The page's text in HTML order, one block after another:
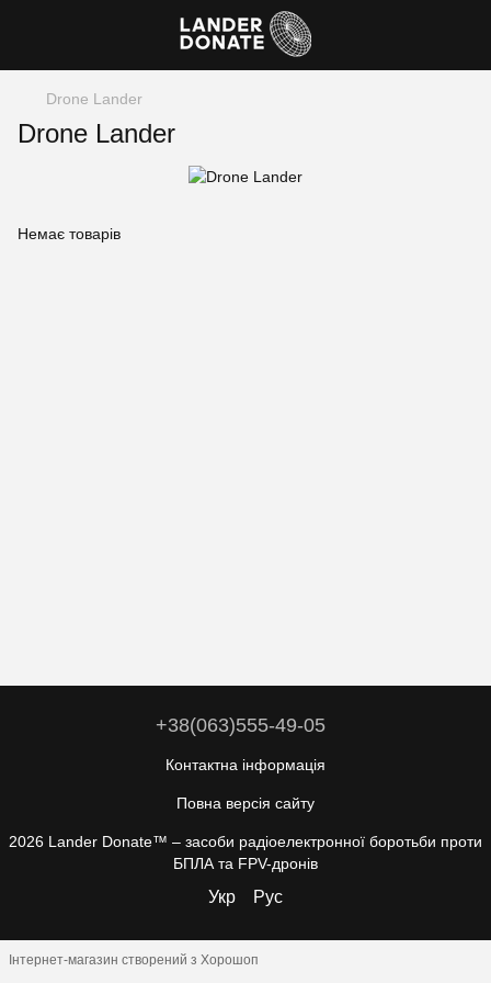
Drone Lander
Drone Lander
Немає товарів
+38(063)555-49-05
Контактна інформація
Повна версія сайту
2026 Lander Donate™ – засоби радіоелектронної боротьби проти
БПЛА та FPV-дронів
Укр Рус
Інтернет-магазин створений з Хорошоп